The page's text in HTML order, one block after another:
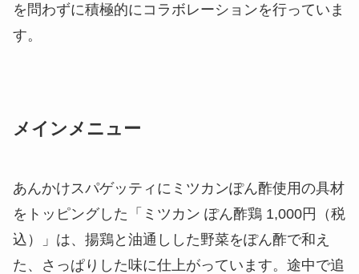
を問わずに積極的にコラボレーションを行っていま
す。
メインメニュー
あんかけスパゲッティにミツカンぽん酢使用の具材
をトッピングした「ミツカン ぽん酢鶏 1,000円（税
込）」は、揚鶏と油通しした野菜をぽん酢で和え
た、さっぱりした味に仕上がっています。途中で追